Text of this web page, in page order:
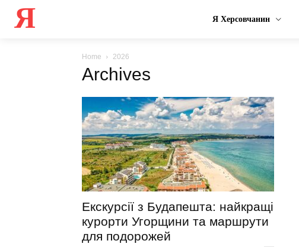
Я Я Херсовчанин
Home 2026
Archives
Екскурсії з Будапешта: найкращі
курорти Угорщини та маршрути
для подорожей